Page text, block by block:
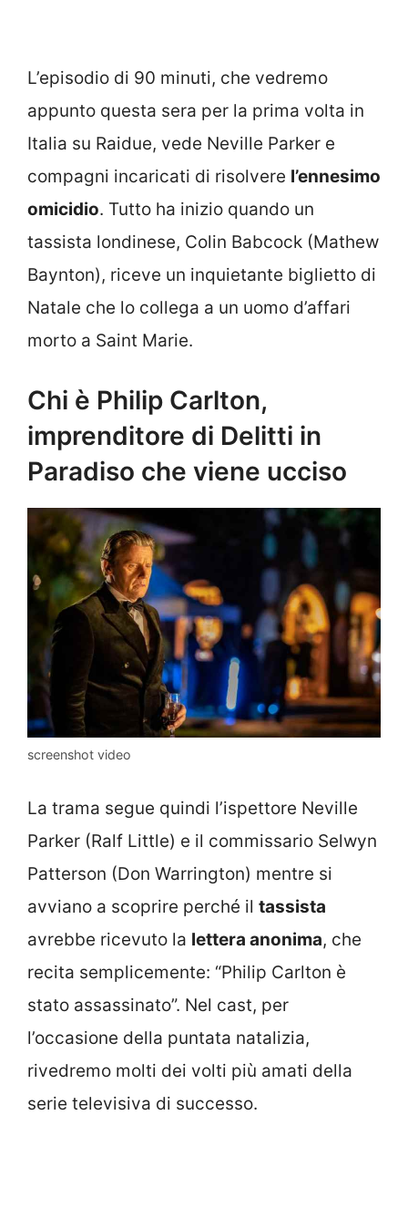
L’episodio di 90 minuti, che vedremo
appunto questa sera per la prima volta in
Italia su Raidue, vede Neville Parker e
compagni incaricati di risolvere l’ennesimo
omicidio. Tutto ha inizio quando un
tassista londinese, Colin Babcock (Mathew
Baynton), riceve un inquietante biglietto di
Natale che lo collega a un uomo d’affari
morto a Saint Marie.
Chi è Philip Carlton,
imprenditore di Delitti in
Paradiso che viene ucciso
screenshot video
La trama segue quindi l’ispettore Neville
Parker (Ralf Little) e il commissario Selwyn
Patterson (Don Warrington) mentre si
avviano a scoprire perché il tassista
avrebbe ricevuto la lettera anonima, che
recita semplicemente: “Philip Carlton è
stato assassinato”. Nel cast, per
l’occasione della puntata natalizia,
rivedremo molti dei volti più amati della
serie televisiva di successo.